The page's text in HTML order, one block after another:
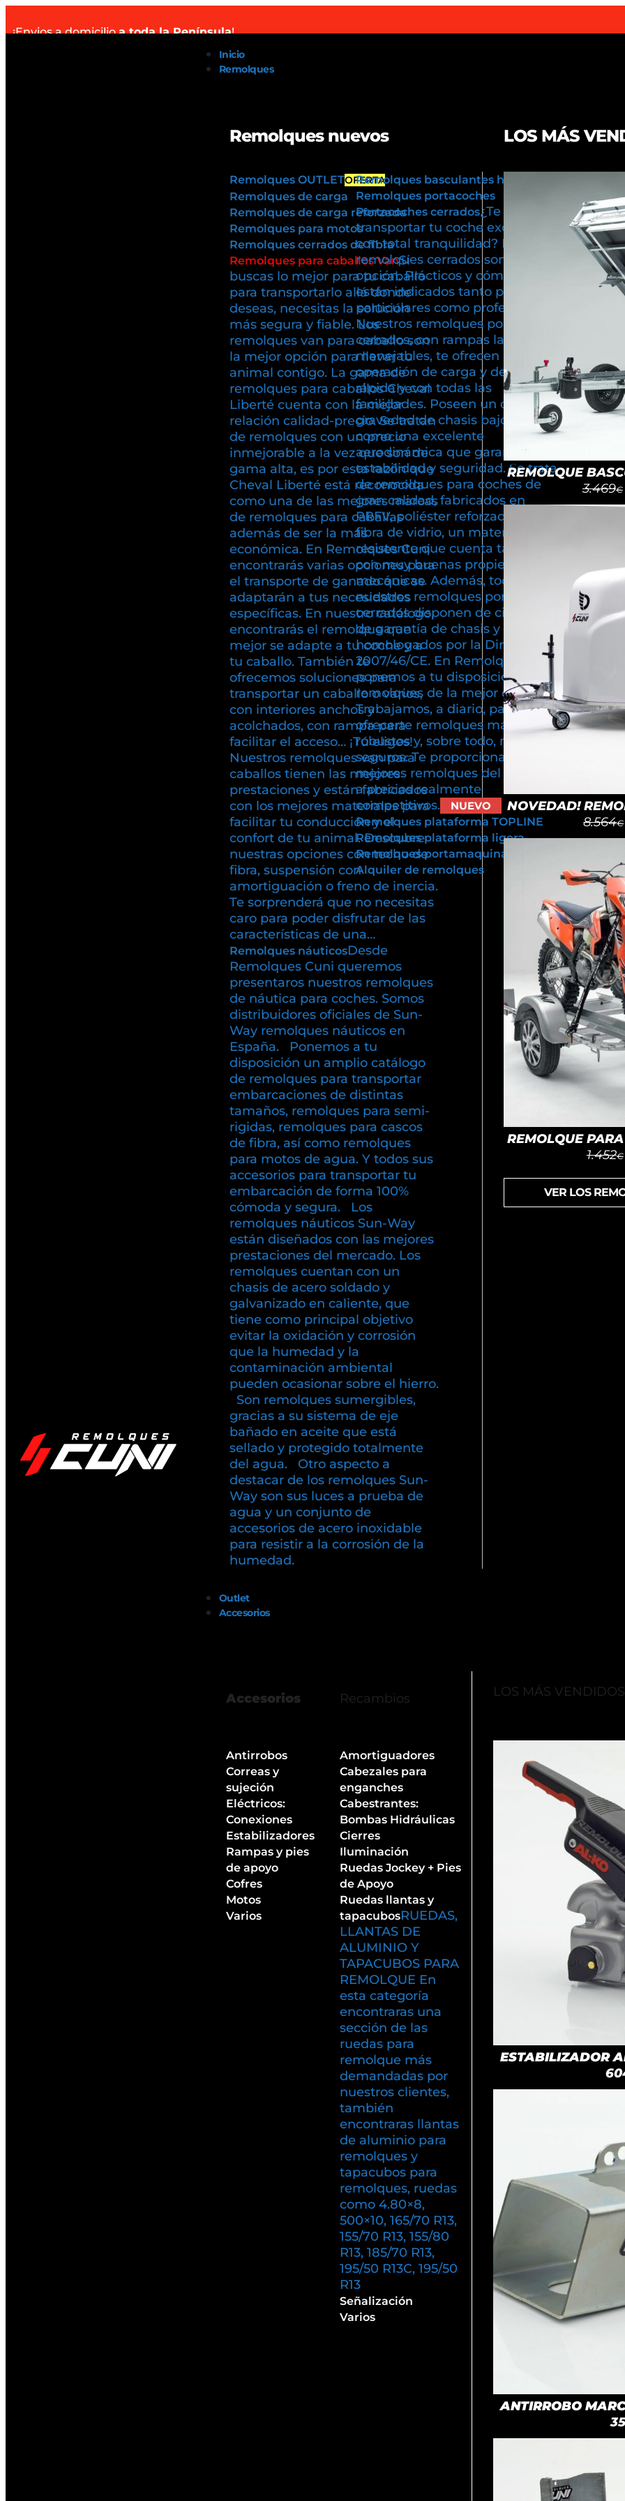
¡Envios a domicilioa toda la Península!
Inicio
Remolques
Remolques nuevos
Remolques OUTLETOFERTA
Remolques de carga
Remolques de carga reforzada
Remolques para motos
Remolques cerrados de fibra
Remolques para caballos VanSi
buscas lo mejor para tu caballo
para transportarlo allá donde
deseas, necesitas la solución
más segura y fiable. Los
remolques van para caballo son
la mejor opción para llevar tu
animal contigo. La gama de
remolques para caballos Cheval
Liberté cuenta con la mejor
relación calidad-precio. Se tratan
de remolques con un precio
inmejorable a la vez que son de
gama alta, es por esta razón que
Cheval Liberté está reconocida
como una de las mejores marcas
de remolques para caballas
además de ser la más
económica. En Remolques Cuni
encontrarás varias opciones para
el transporte de ganado que se
adaptarán a tus necesidades
específicas. En nuestro catálogo,
encontrarás el remolque que
mejor se adapte a tu coche y a
tu caballo. También te
ofrecemos soluciones para
transportar un caballo o varios,
con interiores anchos y
acolchados, con rampa para
facilitar el acceso… ¡Tú eliges!
Nuestros remolques van para
caballos tienen las mejores
prestaciones y están fabricados
con los mejores materiales para
facilitar tu conducción y el
confort de tu animal. Descubre
nuestras opciones con techo de
fibra, suspensión con
amortiguación o freno de inercia.
Te sorprenderá que no necesitas
caro para poder disfrutar de las
características de una…
Remolques náuticosDesde
Remolques Cuni queremos
presentaros nuestros remolques
de náutica para coches. Somos
distribuidores oficiales de Sun-
Way remolques náuticos en
España. Ponemos a tu
disposición un amplio catálogo
de remolques para transportar
embarcaciones de distintas
tamaños, remolques para semi-
rigidas, remolques para cascos
de fibra, así como remolques
para motos de agua. Y todos sus
accesorios para transportar tu
embarcación de forma 100%
cómoda y segura. Los
remolques náuticos Sun-Way
están diseñados con las mejores
prestaciones del mercado. Los
remolques cuentan con un
chasis de acero soldado y
galvanizado en caliente, que
tiene como principal objetivo
evitar la oxidación y corrosión
que la humedad y la
contaminación ambiental
pueden ocasionar sobre el hierro.
Son remolques sumergibles,
gracias a su sistema de eje
bañado en aceite que está
sellado y protegido totalmente
del agua. Otro aspecto a
destacar de los remolques Sun-
Way son sus luces a prueba de
agua y un conjunto de
accesorios de acero inoxidable
para resistir a la corrosión de la
humedad.
Remolques basculantes hidráulicos
Remolques portacoches
Portacoches cerrados¿Te gustaría
transportar tu coche exclusivo
con total tranquilidad? Los
remolques cerrados son tu mejor
opción. Prácticos y cómodos,
están indicados tanto para usos
particulares como profesionales.
Nuestros remolques portacoches
cerrados, con rampas largas y
manejables, te ofrecen una
operación de carga y descarga,
rápida y con todas las
facilidades. Poseen un centro de
gravedad de chasis bajo, así
como una excelente
aerodinámica que garantiza
estabilidad y seguridad. Se trata
de remolques para coches de
gran calidad, fabricados en
PRFV, poliéster reforzado con
fibra de vidrio, un material
resistente que cuenta también
con muy buenas propiedades
mecánicas. Además, todos
nuestros remolques portacoches
cerrados disponen de cinco años
de garantía de chasis y están
homologados por la Directiva
2007/46/CE. En Remolques Cuni
ponemos a tu disposición
remolques de la mejor calidad.
Trabajamos, a diario, para poder
ofrecerte remolques más ligeros,
robustos y, sobre todo, más
seguros. Te proporcionamos los
mejores remolques del mercado
a precios realmente
competitivos.
NUEVO
Remolques plataforma TOPLINE
Remolques plataforma ligera
Remolques portamaquinaria
Alquiler de remolques
LOS MÁS
REMOLQUE
3.469€
NOVEDAD!
8.564€
REMOLQUE
1.452€
VER LOS
Outlet
Accesorios
Accesorios
Antirrobos
Correas y
sujeción
Eléctricos:
Conexiones
Estabilizadores
Rampas y pies
de apoyo
Cofres
Motos
Varios
Recambios
Amortiguadores
Cabezales para
enganches
Cabestrantes:
Bombas Hidráulicas
Cierres
Iluminación
Ruedas Jockey + Pies
de Apoyo
Ruedas llantas y
tapacubosRUEDAS,
LLANTAS DE
ALUMINIO Y
TAPACUBOS PARA
REMOLQUE En
esta categoría
encontraras una
sección de las
ruedas para
remolque más
demandadas por
nuestros clientes,
también
encontraras llantas
de aluminio para
remolques y
tapacubos para
remolques, ruedas
como 4.80×8,
500×10, 165/70 R13,
155/70 R13, 155/80
R13, 185/70 R13,
195/50 R13C, 195/50
R13
Señalización
Varios
LOS MÁS VENDIDOS
ESTABILIZADOR
ANTIRROBO